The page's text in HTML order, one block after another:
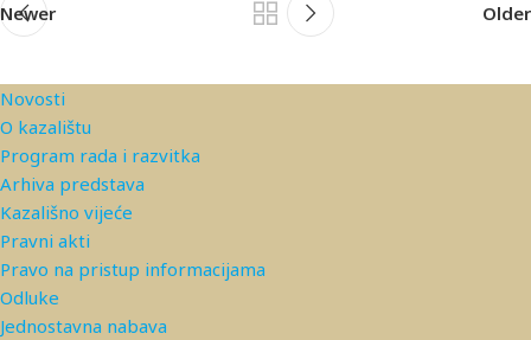
Newer Older
Novosti
O kazalištu
Program rada i razvitka
Arhiva predstava
Kazališno vijeće
Pravni akti
Pravo na pristup informacijama
Odluke
Jednostavna nabava